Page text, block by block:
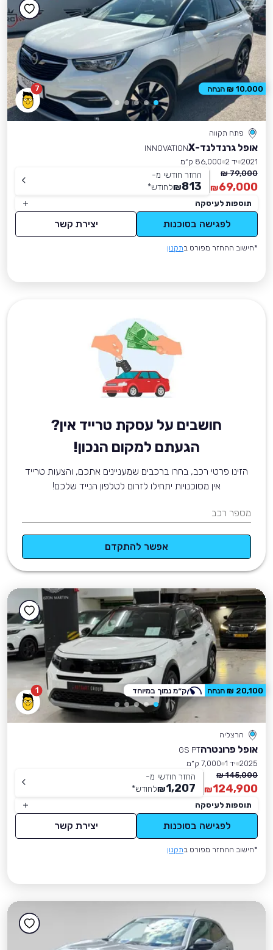
7
פתח תקווה
אופל גרנדלנד-X
INNOVATION
2021 יד 2
86,000 ק״מ
79,000 ₪
69,000
₪
החזר חודשי מ-
813
₪לחודש*
תוספות לעיסקה
לפגישה בסוכנות יצירת קשר
*חישוב ההחזר מפורט בתקנון
10,000 ₪ הנחה
חושבים על עסקת טרייד אין?
הגעתם למקום הנכון!
הזינו פרטי רכב, בחרו ברכבים שמעניינים אתכם, והצעות טרייד
אין מסוכנויות יתחילו לזרום לטלפון הנייד שלכם!
מספר רכב
אפשר להתקדם
1
הרצליה
אופל פרונטרהGS PT
2025 יד 1
7,000 ק״מ
145,000 ₪
124,900
₪
החזר חודשי מ-
1,207
₪לחודש*
תוספות לעיסקה
לפגישה בסוכנות יצירת קשר
*חישוב ההחזר מפורט בתקנון
20,100 ₪ הנחה ק״מ נמוך במיוחד